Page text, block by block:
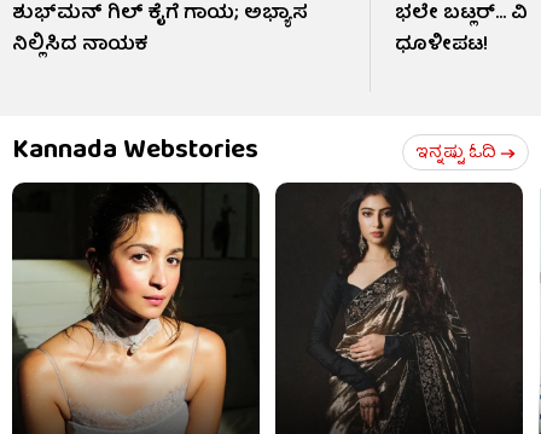
ಶುಭ್​ಮನ್ ಗಿಲ್ ಕೈಗೆ ಗಾಯ; ಅಭ್ಯಾಸ
ನಿಲ್ಲಿಸಿದ ನಾಯಕ
ಭಲೇ ಬಟ್ಲರ್...
ಧೂಳೀಪಟ!
Kannada Webstories ಇನ್ನಷ್ಟು ಓದಿ